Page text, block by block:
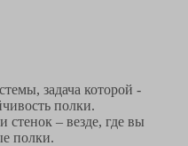
задача которой -
полки.
стенок – везде, где вы
полки.